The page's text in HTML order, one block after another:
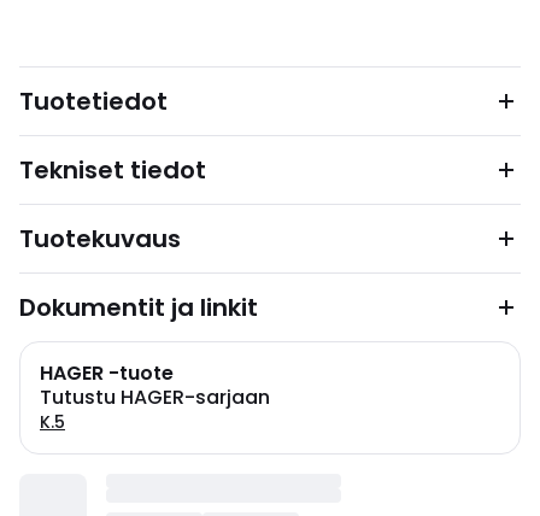
Tuotetiedot
Tekniset tiedot
Tuotekuvaus
Dokumentit ja linkit
HAGER -tuote
Tutustu HAGER-sarjaan
K.5